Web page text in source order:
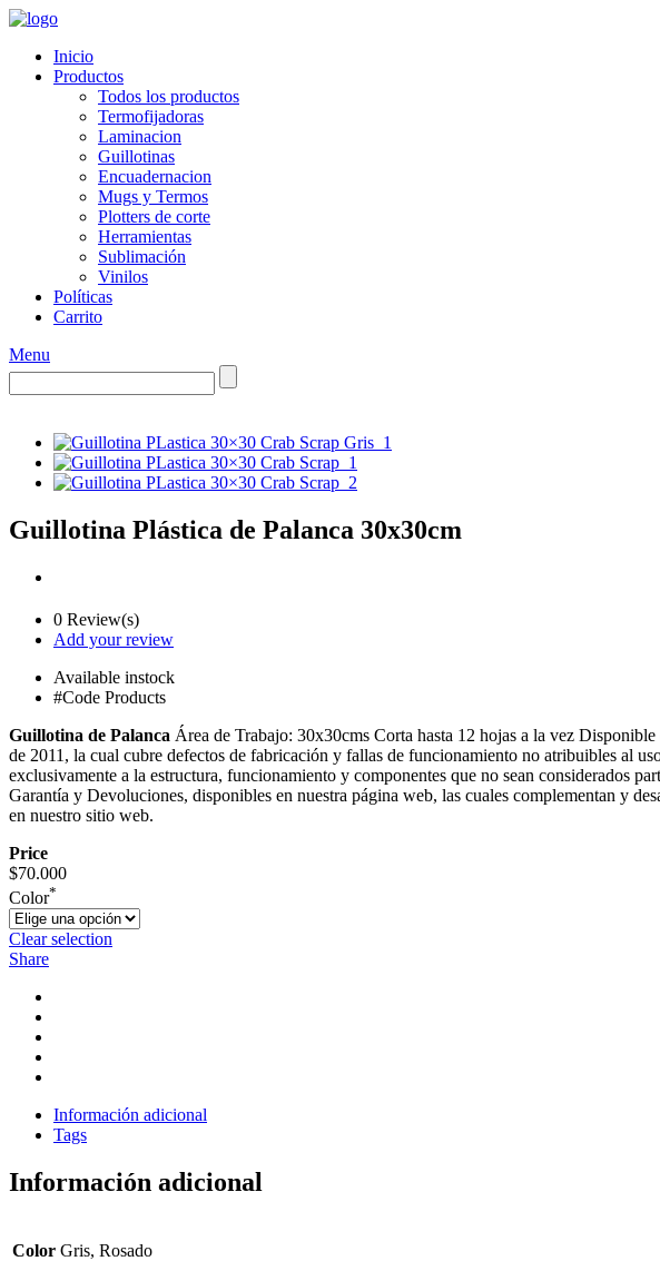
Inicio
Productos
Todos los productos
Termofijadoras
Laminacion
Guillotinas
Encuadernacion
Mugs y Termos
Plotters de corte
Herramientas
Sublimación
Vinilos
Políticas
Carrito
Menu
Guillotina Plástica de Palanca 30x30cm
0 Review(s)
Add your review
Available instock
#Code Products
Guillotina de Palanca Área de Trabajo: 30x30cms Corta hasta 12 hojas a la vez
de 2011, la cual cubre defectos de fabricación y fallas de funcionamiento no atribuibles al
exclusivamente a la estructura, funcionamiento y componentes que no sean considerados
Garantía y Devoluciones, disponibles en nuestra página web, las cuales complementan y
en nuestro sitio web.
Price
$70.000
Color*
Clear selection
Share
Información adicional
Tags
Información adicional
Color Gris, Rosado